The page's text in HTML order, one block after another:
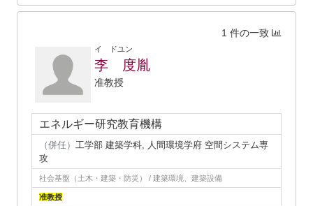
1 件の一致
イ ドユン
李 度胤
准教授
エネルギー研究教育機構
（併任） 工学部 建築学科, 人間環境学府 空間システム専
攻
社会基盤（土木・建築・防災） / 建築環境、建築設備
准教授